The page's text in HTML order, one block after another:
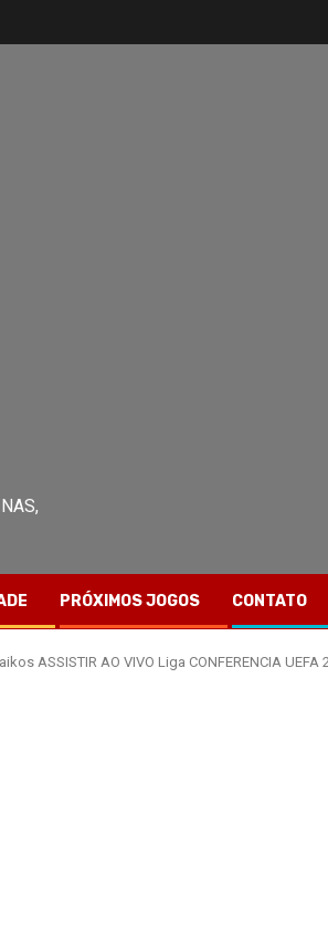
PRÓXIMOS JOGOS CONTATO
ASSISTIR AO VIVO Liga CONFERENCIA UEFA